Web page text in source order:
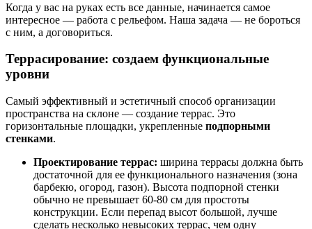
Когда у вас на руках есть все данные, начинается самое
интересное — работа с рельефом. Наша задача — не бороться
с ним, а договориться.
Террасирование: создаем функциональные
уровни
Самый эффективный и эстетичный способ организации
пространства на склоне — создание террас. Это
горизонтальные площадки, укрепленные подпорными
стенками.
Проектирование террас: ширина террасы должна быть
достаточной для ее функционального назначения (зона
барбекю, огород, газон). Высота подпорной стенки
обычно не превышает 60-80 см для простоты
конструкции. Если перепад высот большой, лучше
сделать несколько невысоких террас, чем одну